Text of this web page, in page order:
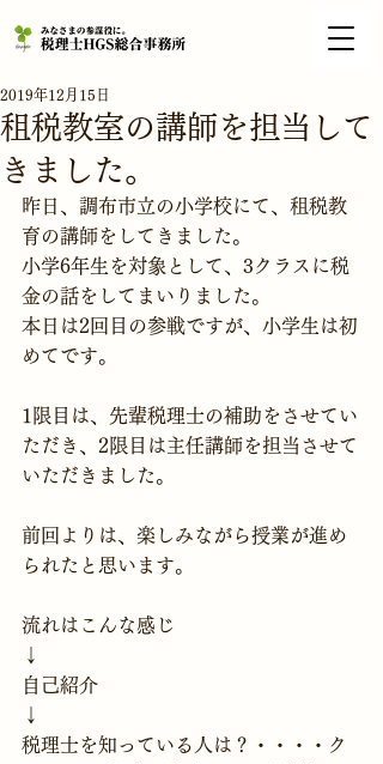
租税教室の講師を担当して
きました。
2019年12月15日
昨日、調布市立の小学校にて、租税教
育の講師をしてきました。
小学6年生を対象として、3クラスに税
金の話をしてまいりました。
本日は2回目の参戦ですが、小学生は初
めてです。
1限目は、先輩税理士の補助をさせてい
ただき、2限目は主任講師を担当させて
いただきました。
前回よりは、楽しみながら授業が進め
られたと思います。
流れはこんな感じ
↓
自己紹介
↓
税理士を知っている人は？・・・・ク